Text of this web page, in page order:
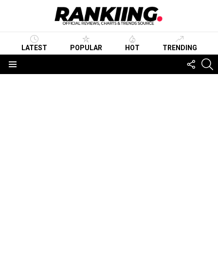
LATEST POPULAR HOT TRENDING
US